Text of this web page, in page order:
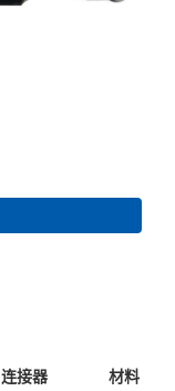
连接器 材料